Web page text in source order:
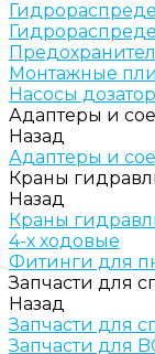
Монтажные
Насосы
Адаптеры и
Назад
Адаптеры и
Краны
Назад
Краны
4-х ходовые
Фитинги для
Запчасти для
Назад
Запчасти для
Запчасти для